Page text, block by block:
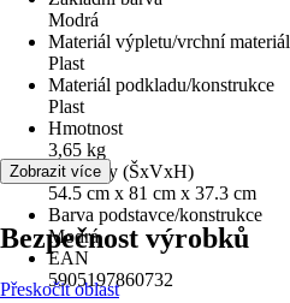
Modrá
Materiál výpletu/vrchní materiál
Plast
Materiál podkladu/konstrukce
Plast
Hmotnost
3,65 kg
Rozměry (ŠxVxH)
54.5 cm x 81 cm x 37.3 cm
Barva podstavce/konstrukce
Modrá
EAN
5905197860732
Zobrazit více
Bezpečnost výrobků
Přeskočit oblast